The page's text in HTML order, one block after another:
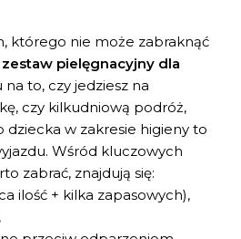
którego nie może zabraknąć
zestaw pielęgnacyjny dla
na to, czy jedziesz na
czy kilkudniową podróż,
w zakresie higieny to
Wśród kluczowych
zabrać, znajdują się:
ilość + kilka zapasowych),